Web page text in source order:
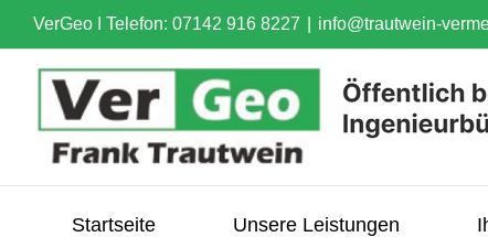
Skip
to
content
VerGeo I Telefon: 07142 916 8227 info@trautwein-
Startseite Unsere Leistungen